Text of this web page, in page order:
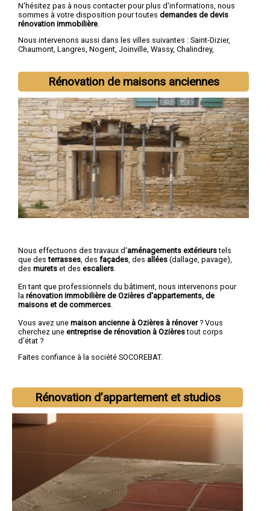
N'hésitez pas à nous contacter pour plus d'informations, nous
sommes à votre disposition pour toutes demandes de devis
rénovation immobilière
Nous intervenons aussi dans les villes suivantes : Saint-Dizier,
Chaumont, Langres, Nogent, Joinville, Wassy, Chalindrey,
Rénovation de maisons anciennes
Nous effectuons des travaux d'aménagements extérieurstels
que desterrasses , des façades , des allées (dallage, pavage),
des murets et des escaliers
En tant que professionnels du bâtiment, nous intervenons pour
la rénovation immobilière de Ozières d'appartements, de
maisons et de commerces
Vous avez une maison ancienne à Ozières à rénover? Vous
cherchez une entreprise de rénovation à Ozièrestout corps
d'état ?
Faites confiance à la société SOCOREBAT.
Rénovation d’appartement et studios